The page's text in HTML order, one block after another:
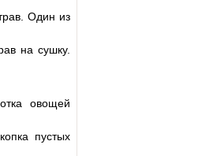
Один из
на сушку.
овощей
пустых